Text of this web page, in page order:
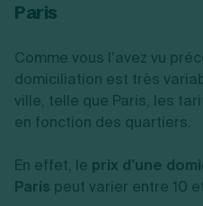
Paris
Comme vous l’avez vu
domiciliation est très
ville, telle que Paris, les
en fonction des quartiers.
En effet, le prix d’une
Paris peut varier entre 10